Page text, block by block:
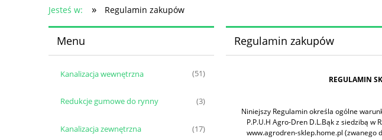
Jesteś w: » Regulamin zakupów
Menu
Kanalizacja wewnętrzna (51)
Redukcje gumowe do rynny (3)
Kanalizacja zewnętrzna (17)
Regulamin zakupów
REGULAMIN
Niniejszy Regulamin określa ogólne
P.P.U.H Agro-Dren D.L.Bąk z siedzibą
www.agrodren-sklep.home.pl (zwanego